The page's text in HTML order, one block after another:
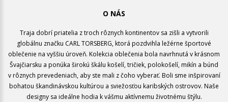
O NÁS
Traja dobrí priatelia z troch rôznych kontinentov sa zišli a vytvorili
globálnu značku CARL TORSBERG, ktorá pozdvihla ležérne športové
oblečenie na vyššiu úroveň. Kolekcia oblečenia bola navrhnutá v krásnom
Švajčiarsku a ponúka širokú škálu košelí, tričiek, polokošelí, mikín a búnd
v rôznych prevedeniach, aby ste mali z čoho vyberať. Boli sme inšpirovaní
bohatou škandinávskou kultúrou a sviežosťou karibských ostrovov. Naše
designy sa ideálne hodia k vášmu aktívnemu životnému štýlu.